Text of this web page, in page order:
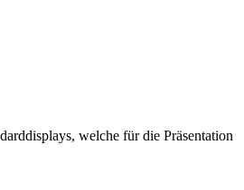
welche für die Präsentation